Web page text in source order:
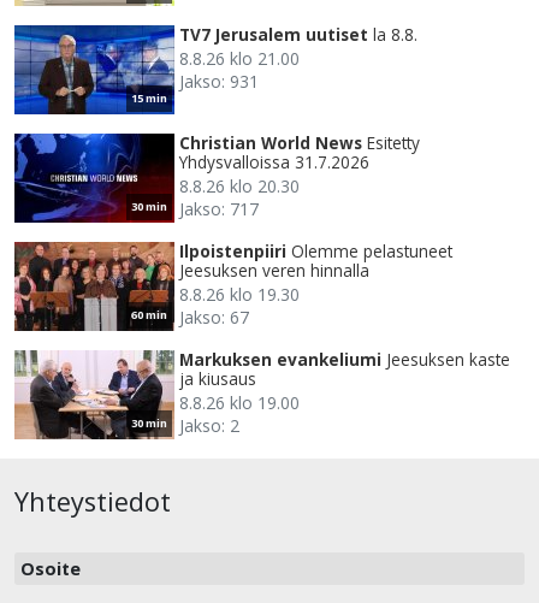
15 min
TV7 Jerusalem uutiset la 8.8.
8.8.26 klo 21.00
Jakso: 931
30 min
Christian World News Esitetty
Yhdysvalloissa 31.7.2026
8.8.26 klo 20.30
Jakso: 717
60 min
Ilpoistenpiiri Olemme pelastuneet
Jeesuksen veren hinnalla
8.8.26 klo 19.30
Jakso: 67
30 min
Markuksen evankeliumi Jeesuksen kaste
ja kiusaus
8.8.26 klo 19.00
Jakso: 2
Yhteystiedot
Osoite